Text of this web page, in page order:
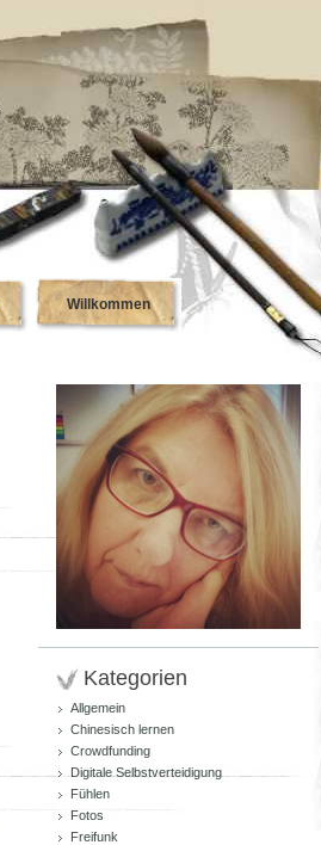
Willkommen
Kategorien
Allgemein
Chinesisch lernen
Crowdfunding
Digitale Selbstverteidigung
Fühlen
Fotos
Freifunk